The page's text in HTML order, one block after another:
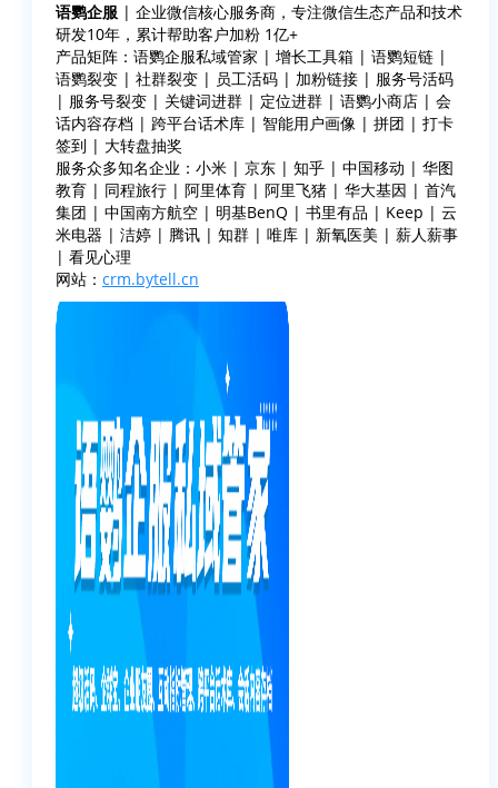
语鹦企服 | 企业微信核心服务商，专注微信生态产品和技术
研发10年，累计帮助客户加粉 1亿+
产品矩阵：语鹦企服私域管家 | 增长工具箱 | 语鹦短链 |
语鹦裂变 | 社群裂变 | 员工活码 | 加粉链接 | 服务号活码
| 服务号裂变 | 关键词进群 | 定位进群 | 语鹦小商店 | 会
话内容存档 | 跨平台话术库 | 智能用户画像 | 拼团 | 打卡
签到 | 大转盘抽奖
服务众多知名企业：小米 | 京东 | 知乎 | 中国移动 | 华图
教育 | 同程旅行 | 阿里体育 | 阿里飞猪 | 华大基因 | 首汽
集团 | 中国南方航空 | 明基BenQ | 书里有品 | Keep | 云
米电器 | 洁婷 | 腾讯 | 知群 | 唯库 | 新氧医美 | 薪人薪事
| 看见心理
网站： crm.bytell.cn